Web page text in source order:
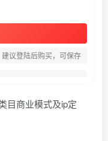
议登陆后购买，可保存
目商业模式及ip定